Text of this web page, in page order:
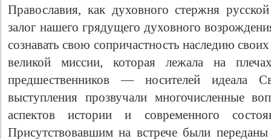
Православия, как духовного стержня
залог нашего грядущего духовного
сознавать свою сопричастность наследию
великой миссии, которая лежала на
предшественников — носителей идеала
выступления прозвучали многочисленные
аспектов истории и современного
Присутствовавшим на встрече были